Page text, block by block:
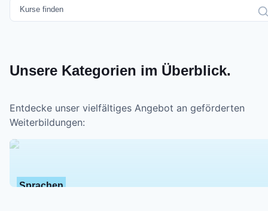
Unsere Kategorien im Überblick.
Entdecke unser vielfältiges Angebot an geförderten
Weiterbildungen:
Sprachen